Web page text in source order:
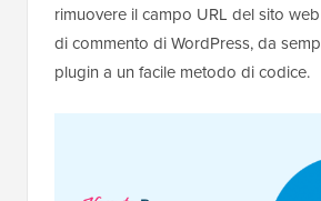
rimuovere il campo URL del sito
di commento di WordPress, da
plugin a un facile metodo di codice.